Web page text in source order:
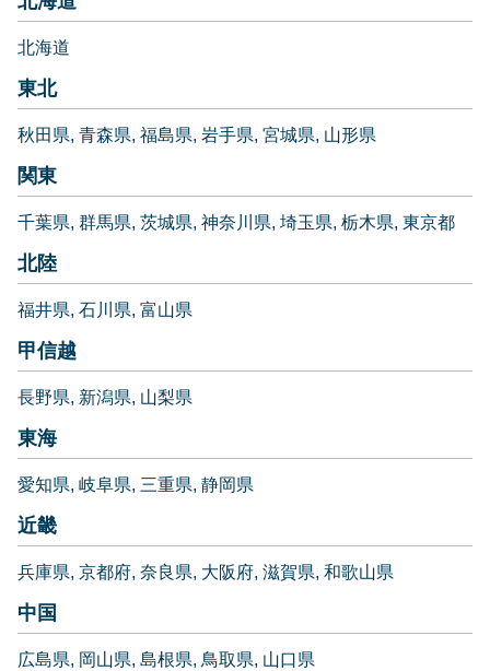
北海道
東北
秋田県 青森県 福島県 岩手県 宮城県 山形県
関東
千葉県 群馬県 茨城県 神奈川県 埼玉県 栃木県 東京都
北陸
福井県 石川県 富山県
甲信越
長野県 新潟県 山梨県
東海
愛知県 岐阜県 三重県 静岡県
近畿
兵庫県 京都府 奈良県 大阪府 滋賀県 和歌山県
中国
広島県 岡山県 島根県 鳥取県 山口県